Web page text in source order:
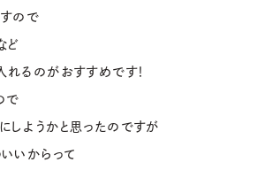
すので
ど
れるのがおすすめです！
で
しようかと思ったのですが
いからって